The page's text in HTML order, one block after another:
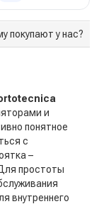
покупают у нас?
и
понятное
с
–
простоты
внутреннего